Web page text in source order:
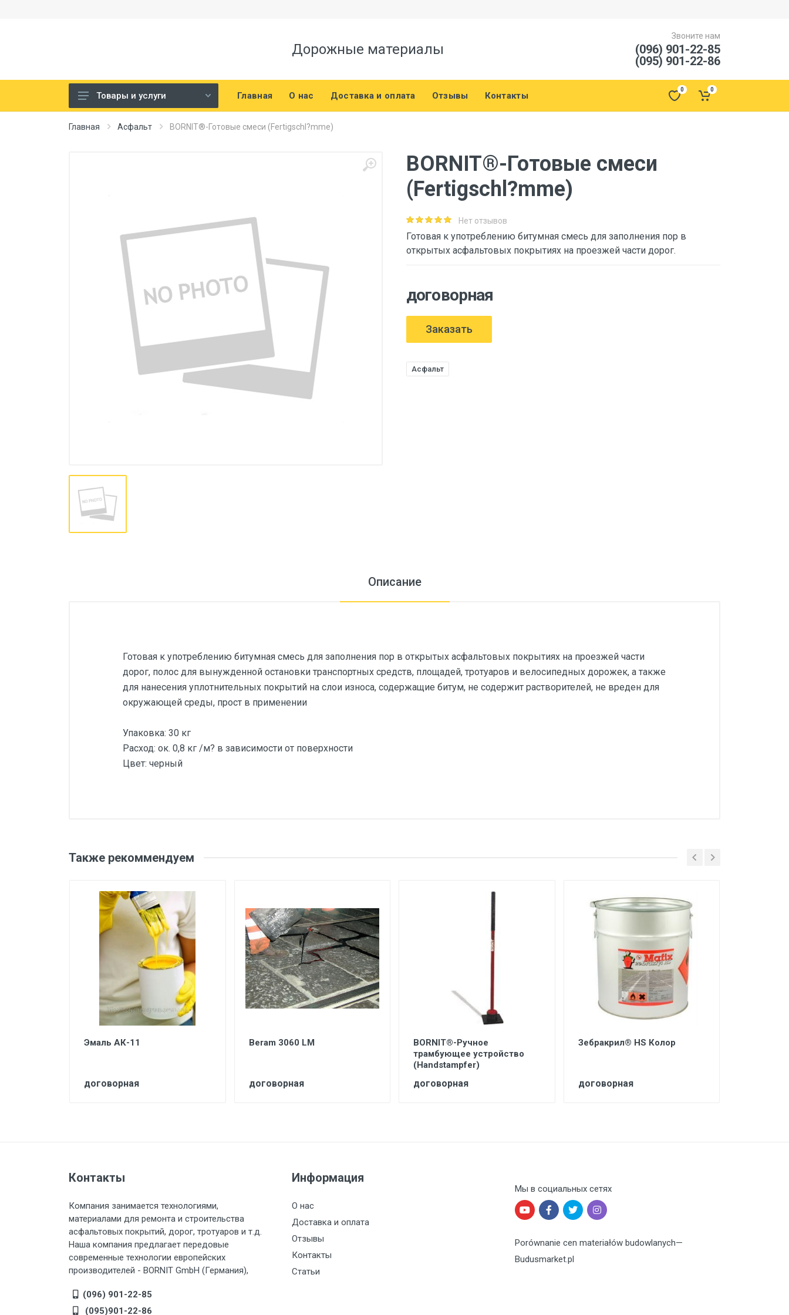
Дорожные материалы
Звоните нам
(096) 901-22-85
(095) 901-22-86
Товары и услуги Главная О нас Доставка и оплата Отзывы Контакты
0 0
Главная Асфальт BORNIT®-Готовые смеси (Fertigschl?mme)
BORNIT®-Готовые смеси
(Fertigschl?mme)
Нет отзывов
Готовая к употреблению битумная смесь для заполнения пор в
открытых асфальтовых покрытиях на проезжей части дорог.
договорная
Заказать
Асфальт
Описание
Готовая к употреблению битумная смесь для заполнения пор в открытых асфальтовых покрытиях на проезжей части
дорог, полос для вынужденной остановки транспортных средств, площадей, тротуаров и велосипедных дорожек, а также
для нанесения уплотнительных покрытий на слои износа, содержащие битум, не содержит растворителей, не вреден для
окружающей среды, прост в применении
Упаковка: 30 кг
Расход: ок. 0,8 кг /м? в зависимости от поверхности
Цвет: черный
Также рекоммендуем
Эмаль АК-11
договорная
Beram 3060 LM
договорная
BORNIT®-Ручное
трамбующее устройство
(Handstampfer)
договорная
Зебракрил® HS Колор
договорная
Контакты
Компания занимается технологиями,
материалами для ремонта и строительства
асфальтовых покрытий, дорог, тротуаров и т.д.
Наша компания предлагает передовые
современные технологии европейских
производителей - BORNIT GmbH (Германия),
(096) 901-22-85
(095)901-22-86
Информация
О нас
Доставка и оплата
Отзывы
Контакты
Статьи
Мы в социальных сетях
Porównanie cen materiałów budowlanych—
Budusmarket.pl